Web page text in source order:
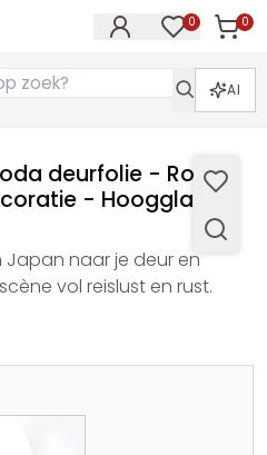
0 0
AI
deurfolie - Roze -
- Hoogglans,
Japan naar je deur en
vol reislust en rust.